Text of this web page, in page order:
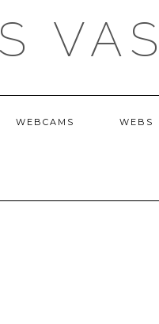
WEBCAMS WEBS